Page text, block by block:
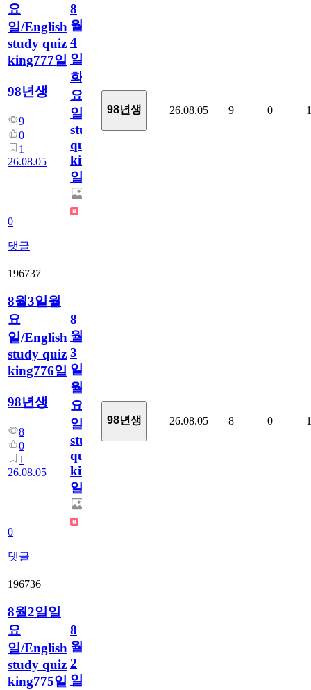
요
일/English
study quiz
king777일
98년생
9
0
1
26.08.05
0
댓글
8
월
4
일
화
요
일/English
study
quiz
king777
일
98년생 26.08.05 9 0 1
196737
8월3일월
요
일/English
study quiz
king776일
98년생
8
0
1
26.08.05
0
댓글
8
월
3
일
월
요
일/English
study
quiz
king776
일
98년생 26.08.05 8 0 1
196736
8월2일일
요
일/English
study quiz
king775일
8
월
2
일